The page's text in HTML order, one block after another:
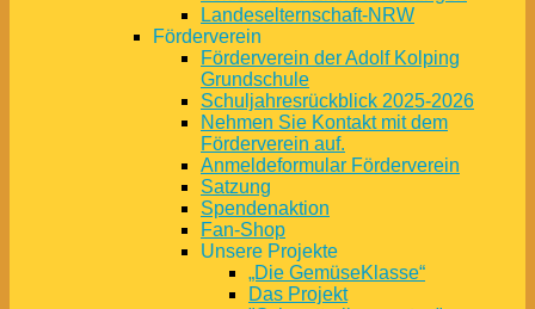
Landeselternschaft-NRW
Förderverein
Förderverein der Adolf Kolping
Grundschule
Schuljahresrückblick 2025-2026
Nehmen Sie Kontakt mit dem
Förderverein auf.
Anmeldeformular Förderverein
Satzung
Spendenaktion
Fan-Shop
Unsere Projekte
„Die GemüseKlasse“
Das Projekt